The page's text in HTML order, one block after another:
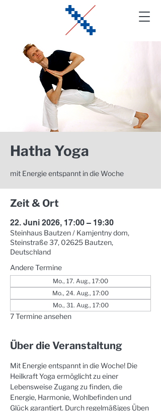
Hatha Yoga
mit Energie entspannt in die Woche
Zeit & Ort
22. Juni 2026, 17:00 – 19:30
Steinhaus Bautzen / Kamjentny dom,
Steinstraße 37, 02625 Bautzen,
Deutschland
Andere Termine
Mo., 17. Aug., 17:00
Mo., 24. Aug., 17:00
Mo., 31. Aug., 17:00
7 Termine ansehen
Über die Veranstaltung
Mit Energie entspannt in die Woche! Die
Heilkraft Yoga ermöglicht zu einer
Lebensweise Zugang zu finden, die
Energie, Harmonie, Wohlbefinden und
Glück garantiert. Durch regelmäßiges Üben